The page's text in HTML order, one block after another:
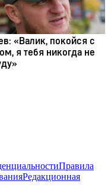
Правила
Редакционная